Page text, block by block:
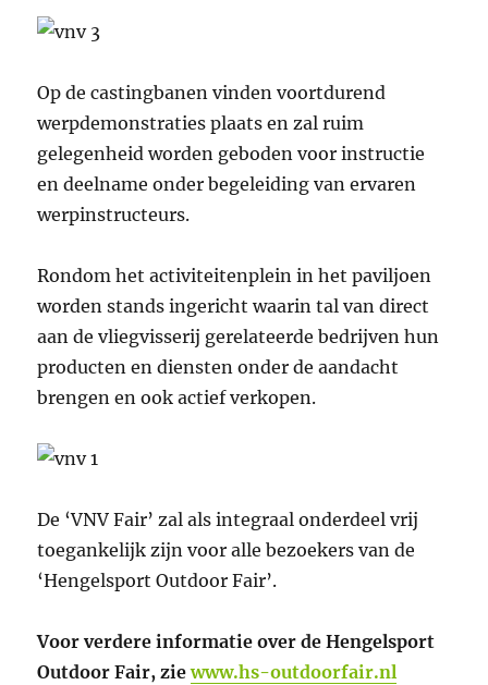
Op de castingbanen vinden voortdurend
werpdemonstraties plaats en zal ruim
gelegenheid worden geboden voor instructie
en deelname onder begeleiding van ervaren
werpinstructeurs.
Rondom het activiteitenplein in het paviljoen
worden stands ingericht waarin tal van direct
aan de vliegvisserij gerelateerde bedrijven hun
producten en diensten onder de aandacht
brengen en ook actief verkopen.
De ‘VNV Fair’ zal als integraal onderdeel vrij
toegankelijk zijn voor alle bezoekers van de
‘Hengelsport Outdoor Fair’.
Voor verdere informatie over de Hengelsport
Outdoor Fair, ziewww.hs-outdoorfair.nl